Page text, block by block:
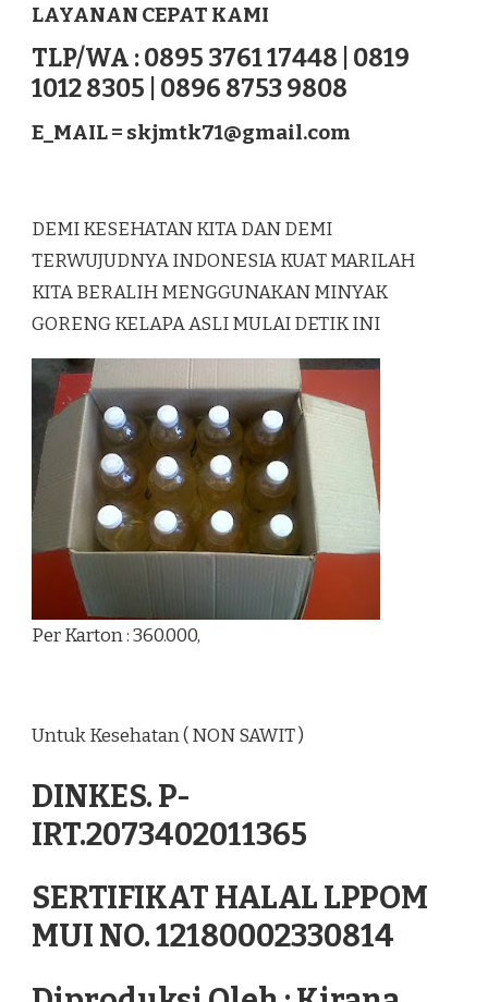
LAYANAN CEPAT KAMI
TLP/WA : 0895 3761 17448 | 0819
1012 8305 | 0896 8753 9808
E_MAIL = skjmtk71@gmail.com
DEMI KESEHATAN KITA DAN DEMI
TERWUJUDNYA INDONESIA KUAT MARILAH
KITA BERALIH MENGGUNAKAN MINYAK
GORENG KELAPA ASLI MULAI DETIK INI
Per Karton : 360.000,
Untuk Kesehatan ( NON SAWIT )
DINKES. P-
IRT.2073402011365
SERTIFIKAT HALAL LPPOM
MUI NO. 12180002330814